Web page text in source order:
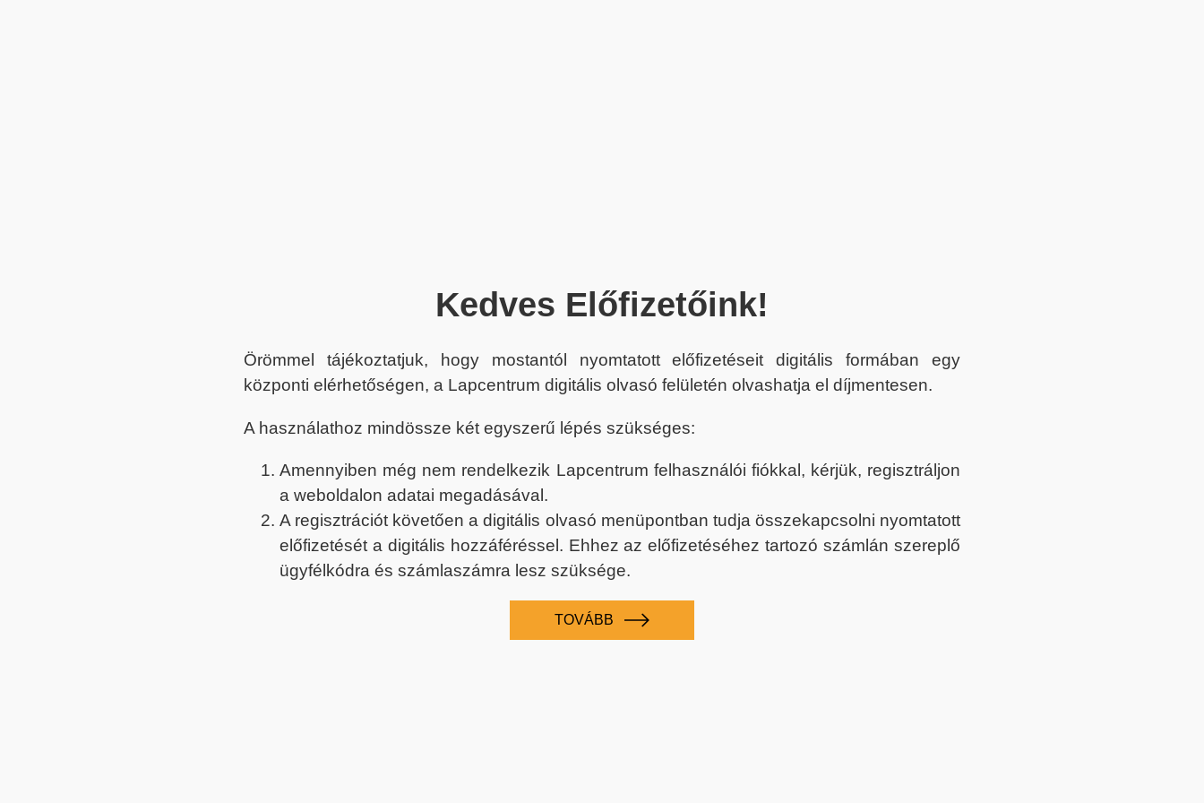
Kedves Előfizetőink!
Örömmel tájékoztatjuk, hogy mostantól nyomtatott előfizetéseit digitális formában egy
központi elérhetőségen, a Lapcentrum digitális olvasó felületén olvashatja el díjmentesen.
A használathoz mindössze két egyszerű lépés szükséges:
Amennyiben még nem rendelkezik Lapcentrum felhasználói fiókkal, kérjük, regisztráljon
a weboldalon adatai megadásával.
A regisztrációt követően a digitális olvasó menüpontban tudja összekapcsolni nyomtatott
előfizetését a digitális hozzáféréssel. Ehhez az előfizetéséhez tartozó számlán szereplő
ügyfélkódra és számlaszámra lesz szüksége.
TOVÁBB